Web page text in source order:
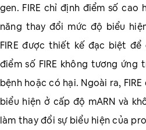
gen. FIRE chỉ định điểm số cao
năng thay đổi mức độ biểu
FIRE được thiết kế đạc biệt để
điểm số FIRE không tương ứng
bệnh hoặc có hại. Ngoài ra,
biểu hiện ở cấp độ mARN và
làm thay đổi sự biểu hiện của